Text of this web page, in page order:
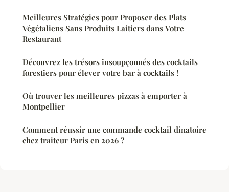
Meilleures Stratégies pour Proposer des Plats
Végétaliens Sans Produits Laitiers dans Votre
Restaurant
Découvrez les trésors insoupçonnés des cocktails
forestiers pour élever votre bar à cocktails !
Où trouver les meilleures pizzas à emporter à
Montpellier
Comment réussir une commande cocktail dinatoire
chez traiteur Paris en 2026 ?